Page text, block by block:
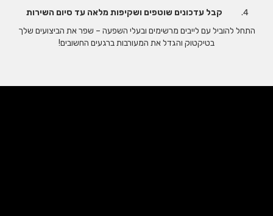
קבל עדכונים שוטפים ושקיפות מלאה עד סיום השירות
התחל להוביל עם לייבים מרשימים ובעלי השפעה – שפר את הביצועים שלך
בטיקטוק והגדל את המעורבות ברגעים החשובים!